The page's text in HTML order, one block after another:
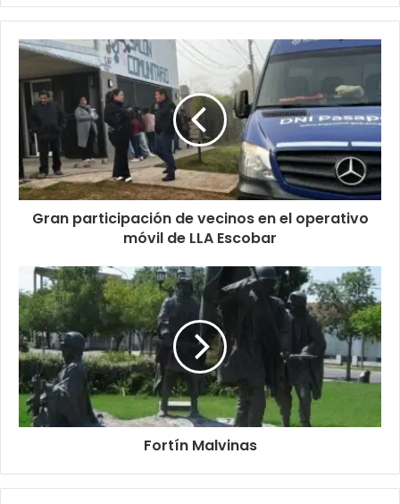
Gran participación de vecinos en el operativo
móvil de LLA Escobar
Fortín Malvinas